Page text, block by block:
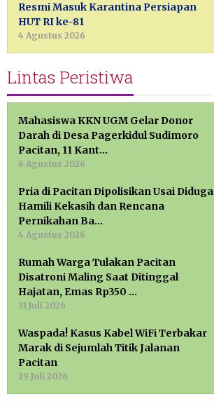
Resmi Masuk Karantina Persiapan
HUT RI ke-81
4 Agustus 2026
Lintas Peristiwa
Mahasiswa KKN UGM Gelar Donor
Darah di Desa Pagerkidul Sudimoro
Pacitan, 11 Kant…
6 Agustus 2026
Pria di Pacitan Dipolisikan Usai Diduga
Hamili Kekasih dan Rencana
Pernikahan Ba…
4 Agustus 2026
Rumah Warga Tulakan Pacitan
Disatroni Maling Saat Ditinggal
Hajatan, Emas Rp350 …
31 Juli 2026
Waspada! Kasus Kabel WiFi Terbakar
Marak di Sejumlah Titik Jalanan
Pacitan
29 Juli 2026